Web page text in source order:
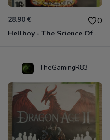
28.90 € 0
Hellboy - The Science Of Evil Xbox 360
TheGamingR83